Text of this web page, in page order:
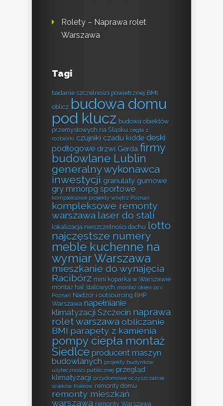
Rolety – Naprawa rolet
Warszawa
Tagi
badanie szczelności powietrznej BMI
oblicz budowa domu
pod klucz budowa obiektów
przemysłowych na Śląsku cegła z
rozbiórki czujniki czadu kidde deski
podłogowe drzwi Gerda firmy
budowlane Lublin
generalny wykonawca
inwestycji granulaty gumowe
gry mmorpg sportowe
kompleksowe projekty wnętrz Poznań
kompleksowe remonty
warszawa laser do stali
lokalizacja nieszczelności dachu lotto
najczęstsze numery
meble kuchenne na
wymiar Warszawa
mieszkanie do wynajęcia
Racibórz mini koparka w Warszawie
montaż hal stalowych montaż okien pcv
Poznań Nadzór i outsourcing BHP
Warszawa napełnianie
klimatyzacji Szczecin naprawa
rolet warszawa obliczanie
BMI parapety z kamienia
pompy ciepła montaż
Siedlce producent maszyn
budowlanych projekty budynków
użyteczności publicznej przegląd
klimatyzacji przydomowe oczyszczalnie
ścieków Kraków remonty domu
remonty mieszkań
warszawa remonty Warszawa